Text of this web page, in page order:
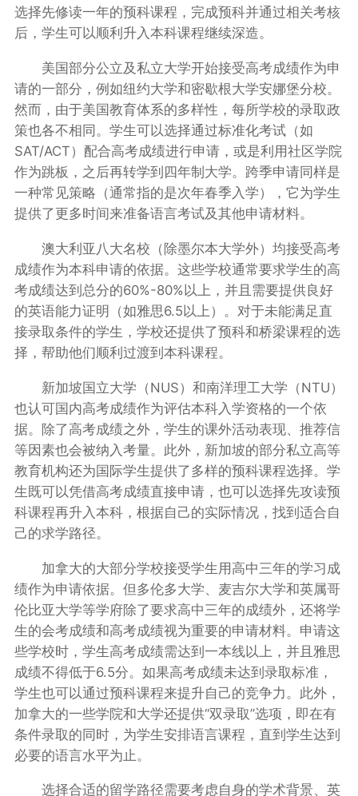
选择先修读一年的预科课程，完成预科并通过相关考核
后，学生可以顺利升入本科课程继续深造。
美国部分公立及私立大学开始接受高考成绩作为申
请的一部分，例如纽约大学和密歇根大学安娜堡分校。
然而，由于美国教育体系的多样性，每所学校的录取政
策也各不相同。学生可以选择通过标准化考试（如
SAT/ACT）配合高考成绩进行申请，或是利用社区学院
作为跳板，之后再转学到四年制大学。跨季申请同样是
一种常见策略（通常指的是次年春季入学），它为学生
提供了更多时间来准备语言考试及其他申请材料。
澳大利亚八大名校（除墨尔本大学外）均接受高考
成绩作为本科申请的依据。这些学校通常要求学生的高
考成绩达到总分的60%-80%以上，并且需要提供良好
的英语能力证明（如雅思6.5以上）。对于未能满足直
接录取条件的学生，学校还提供了预科和桥梁课程的选
择，帮助他们顺利过渡到本科课程。
新加坡国立大学（NUS）和南洋理工大学（NTU）
也认可国内高考成绩作为评估本科入学资格的一个依
据。除了高考成绩之外，学生的课外活动表现、推荐信
等因素也会被纳入考量。此外，新加坡的部分私立高等
教育机构还为国际学生提供了多样的预科课程选择。学
生既可以凭借高考成绩直接申请，也可以选择先攻读预
科课程再升入本科，根据自己的实际情况，找到适合自
己的求学路径。
加拿大的大部分学校接受学生用高中三年的学习成
绩作为申请依据。但多伦多大学、麦吉尔大学和英属哥
伦比亚大学等学府除了要求高中三年的成绩外，还将学
生的会考成绩和高考成绩视为重要的申请材料。申请这
些学校时，学生高考成绩需达到一本线以上，并且雅思
成绩不得低于6.5分。如果高考成绩未达到录取标准，
学生也可以通过预科课程来提升自己的竞争力。此外，
加拿大的一些学院和大学还提供“双录取”选项，即在有
条件录取的同时，为学生安排语言课程，直到学生达到
必要的语言水平为止。
选择合适的留学路径需要考虑自身的学术背景、英